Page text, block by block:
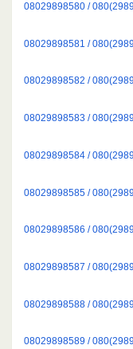
08029898580 /
08029898581 /
08029898582 /
08029898583 /
08029898584 /
08029898585 /
08029898586 /
08029898587 /
08029898588 /
08029898589 /